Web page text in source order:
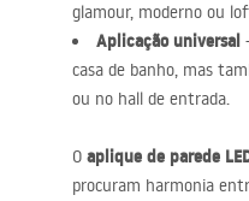
glamour, moderno ou
Aplicação universal
casa de banho, mas
ou no hall de entrada.
O aplique de parede
procuram harmonia